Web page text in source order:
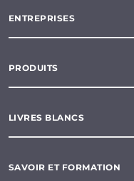
ENTREPRISES
PRODUITS
LIVRES BLANCS
SAVOIR ET FORMATION